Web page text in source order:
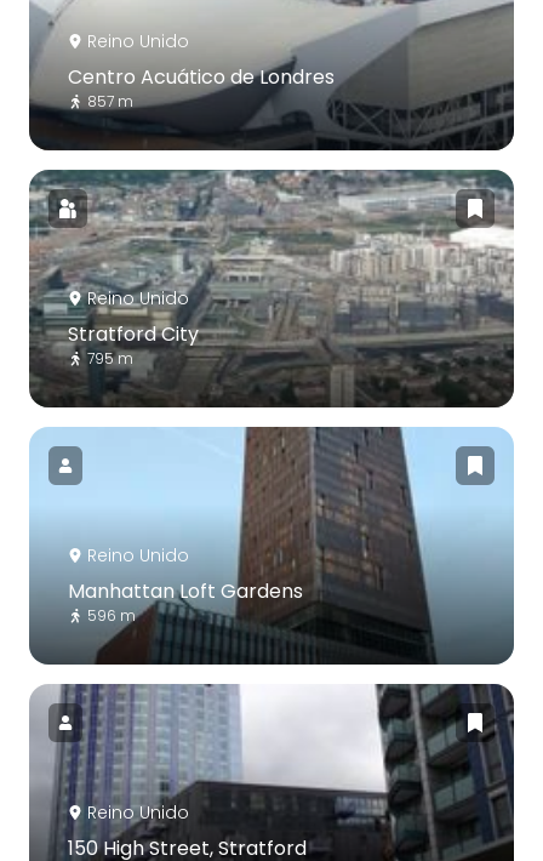
Reino Unido
Centro Acuático de Londres
857 m
Reino Unido
Stratford City
795 m
Reino Unido
Manhattan Loft Gardens
596 m
Reino Unido
150 High Street, Stratford